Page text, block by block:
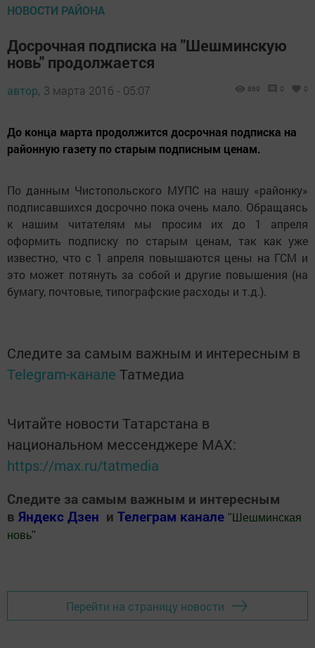
НОВОСТИ РАЙОНА
Досрочная подписка на "Шешминскую
новь" продолжается
автор, 3 марта 2016 - 05:07 869 0 0
До конца марта продолжится досрочная подписка на
районную газету по старым подписным ценам.
По данным Чистопольского МУПС на нашу «районку»
подписавшихся досрочно пока очень мало. Обращаясь
к нашим читателям мы просим их до 1 апреля
оформить подписку по старым ценам, так как уже
известно, что с 1 апреля повышаются цены на ГСМ и
это может потянуть за собой и другие повышения (на
бумагу, почтовые, типографские расходы и т.д.).
Следите за самым важным и интересным в
Telegram-канале Татмедиа
Читайте новости Татарстана в
национальном мессенджере MАХ:
https://max.ru/tatmedia
Следите за самым важным и интересным
в Яндекс Дзен и Телеграм канале " Шешминская
новь"
Перейти на страницу новости